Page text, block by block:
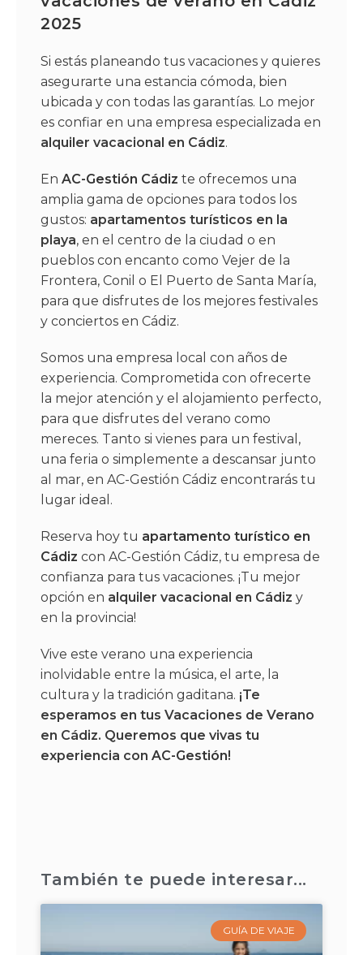
2025
Si estás planeando tus vacaciones y quieres
asegurarte una estancia cómoda, bien
ubicada y con todas las garantías. Lo mejor
es confiar en una empresa especializada en
alquiler vacacional en Cádiz.
En AC-Gestión Cádiz te ofrecemos una
amplia gama de opciones para todos los
gustos: apartamentos turísticos en la
playa, en el centro de la ciudad o en
pueblos con encanto como Vejer de la
Frontera, Conil o El Puerto de Santa María,
para que disfrutes de los mejores festivales
y conciertos en Cádiz.
Somos una empresa local con años de
experiencia. Comprometida con ofrecerte
la mejor atención y el alojamiento perfecto,
para que disfrutes del verano como
mereces. Tanto si vienes para un festival,
una feria o simplemente a descansar junto
al mar, en AC-Gestión Cádiz encontrarás tu
lugar ideal.
Reserva hoy tu apartamento turístico en
Cádiz con AC-Gestión Cádiz, tu empresa de
confianza para tus vacaciones. ¡Tu mejor
opción en alquiler vacacional en Cádiz y
en la provincia!
Vive este verano una experiencia
inolvidable entre la música, el arte, la
cultura y la tradición gaditana. ¡Te
esperamos en tus Vacaciones de Verano
en Cádiz. Queremos que vivas tu
experiencia con AC-Gestión!
También te puede interesar...
GUÍA DE VIAJE